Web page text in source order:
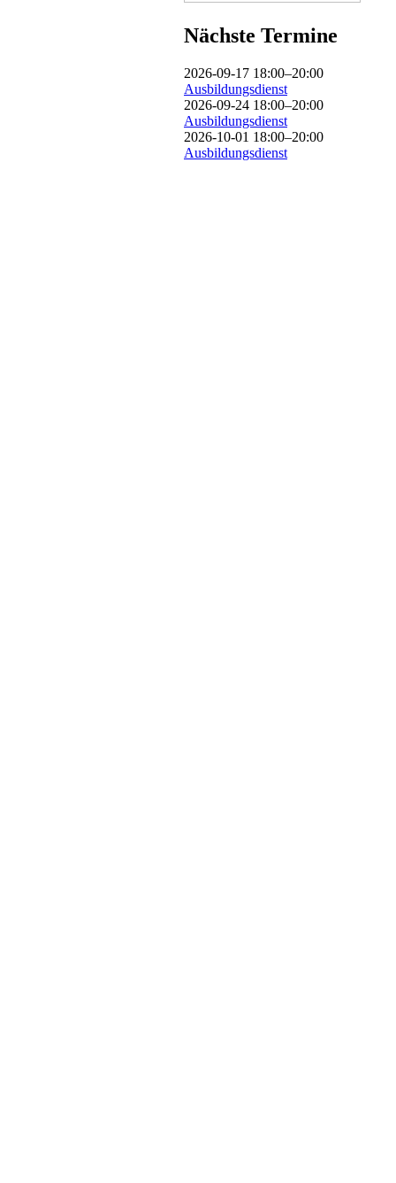
Nächste Termine
2026-09-17 18:00–20:00
Ausbildungsdienst
2026-09-24 18:00–20:00
Ausbildungsdienst
2026-10-01 18:00–20:00
Ausbildungsdienst